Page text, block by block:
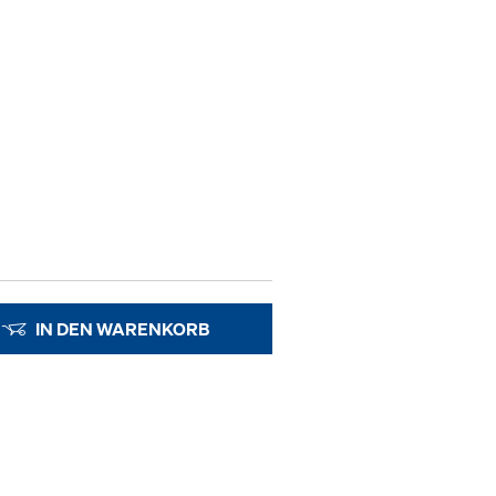
IN DEN WARENKORB